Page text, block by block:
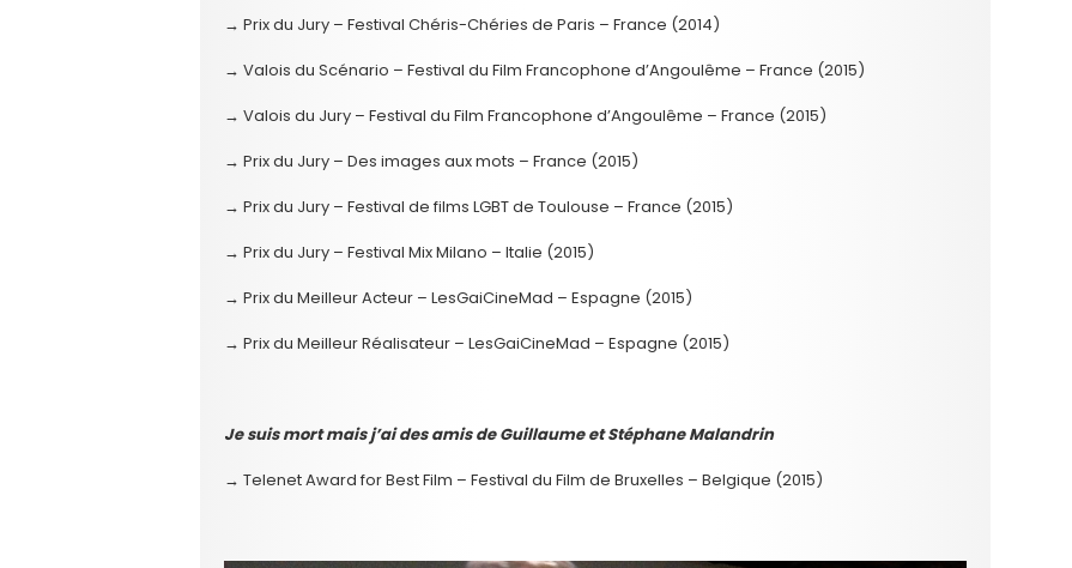
→ Prix du Jury – Festival Chéris-Chéries de Paris – France (2014)
→ Valois du Scénario – Festival du Film Francophone d’Angoulême – France (2015)
→ Valois du Jury – Festival du Film Francophone d’Angoulême – France (2015)
→ Prix du Jury – Des images aux mots – France (2015)
→ Prix du Jury – Festival de films LGBT de Toulouse – France (2015)
→ Prix du Jury – Festival Mix Milano – Italie (2015)
→ Prix du Meilleur Acteur – LesGaiCineMad – Espagne (2015)
→ Prix du Meilleur Réalisateur – LesGaiCineMad – Espagne (2015)
Je suis mort mais j’ai des amis de Guillaume et Stéphane Malandrin
→ Telenet Award for Best Film – Festival du Film de Bruxelles – Belgique (2015)